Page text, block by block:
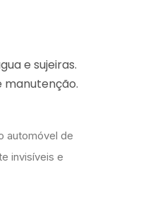
e sujeiras.
manutenção.
automóvel de
invisíveis e